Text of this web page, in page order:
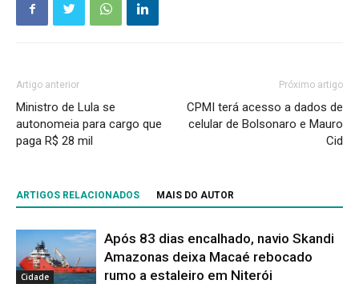
Artigo anterior
Ministro de Lula se
autonomeia para cargo que
paga R$ 28 mil
Próximo artigo
CPMI terá acesso a dados de
celular de Bolsonaro e Mauro
Cid
ARTIGOS RELACIONADOS MAIS DO AUTOR
Cidade
Após 83 dias encalhado, navio Skandi
Amazonas deixa Macaé rebocado
rumo a estaleiro em Niterói